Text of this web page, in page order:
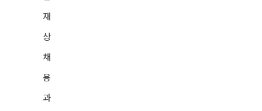
재
상
채
용
과
찾아오시는 길
솔루션 소개
구축형 전자계약솔루션
통합녹취 백업솔루션